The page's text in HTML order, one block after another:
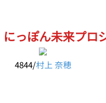
にっぽん未来プロ
4844/村上 奈穂